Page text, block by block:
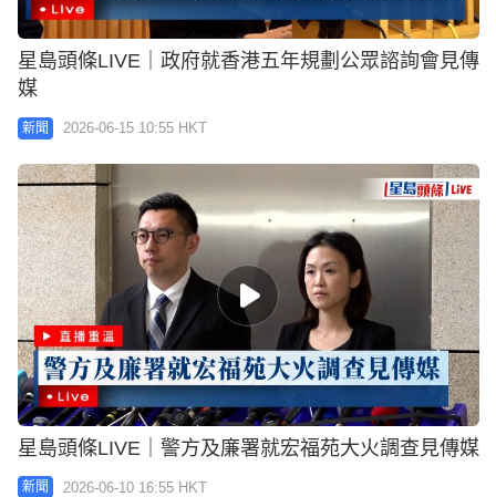
星島頭條LIVE｜政府就香港五年規劃公眾諮詢會見傳
媒
新聞 2026-06-15 10:55 HKT
星島頭條LIVE｜警方及廉署就宏福苑大火調查見傳媒
新聞 2026-06-10 16:55 HKT